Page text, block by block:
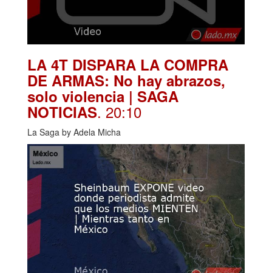
LA 4T DISPARA LA COMPRA
DE ARMAS: No hay abrazos,
solo violencia | SAGA
NOTICIAS. 20:10
La Saga by Adela Micha